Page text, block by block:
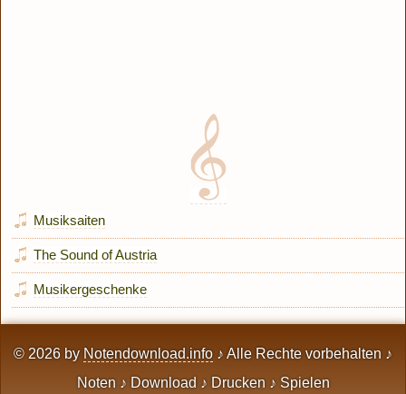
Musiksaiten
The Sound of Austria
Musikergeschenke
© 2026 by Notendownload.info ♪ Alle Rechte vorbehalten ♪
Noten ♪ Download ♪ Drucken ♪ Spielen